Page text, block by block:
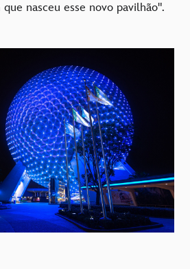
nasceu esse novo pavilhão".